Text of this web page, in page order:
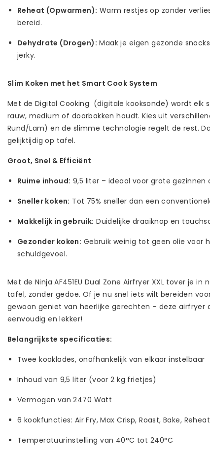
Reheat (Opwarmen): Warm restjes op zonder
bereid.
Dehydrate (Drogen): Maak je eigen gezonde
jerky.
Slim Koken met het Smart Cook System
Met de Digital Cooking (digitale kooksonde) wordt elk
rauw, medium of doorbakken houdt. Kies uit
Rund/Lam) en de slimme technologie regelt de rest.
gelijktijdig op tafel.
Groot, Snel & Efficiënt
Ruime inhoud: 9,5 liter – ideaal voor grote
Sneller koken: Tot 75% sneller dan een
Makkelijk in gebruik: Duidelijke draaiknop en
Gezonder koken: Gebruik weinig tot geen olie voor
schuldgevoel.
Met de Ninja AF451EU Dual Zone Airfryer XXL tover je
tafel, zonder gedoe. Of je nu snel iets wilt bereiden
gewoon geniet van heerlijke gerechten – deze airfryer
eenvoudig en lekker!
Belangrijkste specificaties:
Twee kooklades, onafhankelijk van elkaar instelbaar
Inhoud van 9,5 liter (voor 2 kg frietjes)
Vermogen van 2470 Watt
6 kookfuncties: Air Fry, Max Crisp, Roast, Bake,
Temperatuurinstelling van 40°C tot 240°C